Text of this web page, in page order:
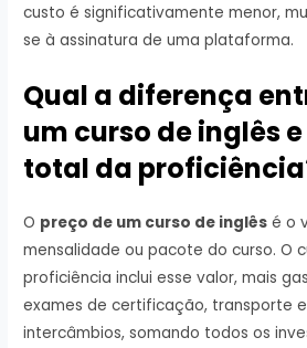
custo é significativamente menor,
se à assinatura de uma plataforma.
Qual a diferença
um curso de inglês
total da
O preço de um curso de inglês é o
mensalidade ou pacote do curso. O
proficiência inclui esse valor, mais
exames de certificação, transporte
intercâmbios, somando todos os